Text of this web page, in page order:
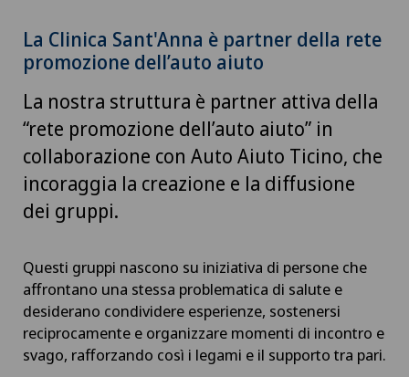
La Clinica Sant'Anna è partner della rete
promozione dell’auto aiuto
La nostra struttura è partner attiva della
“rete promozione dell’auto aiuto” in
collaborazione con Auto Aiuto Ticino, che
incoraggia la creazione e la diffusione
dei gruppi.
Questi gruppi nascono su iniziativa di persone che
affrontano una stessa problematica di salute e
desiderano condividere esperienze, sostenersi
reciprocamente e organizzare momenti di incontro e
svago, rafforzando così i legami e il supporto tra pari.